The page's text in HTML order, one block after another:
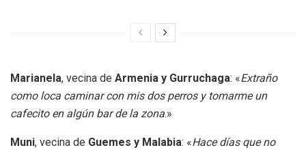
Marianela, vecina de Armenia y Gurruchaga: «Extraño
como loca caminar con mis dos perros y tomarme un
cafecito en algún bar de la zona.»
Muni, vecina de Guemes y Malabia: «Hace días que no